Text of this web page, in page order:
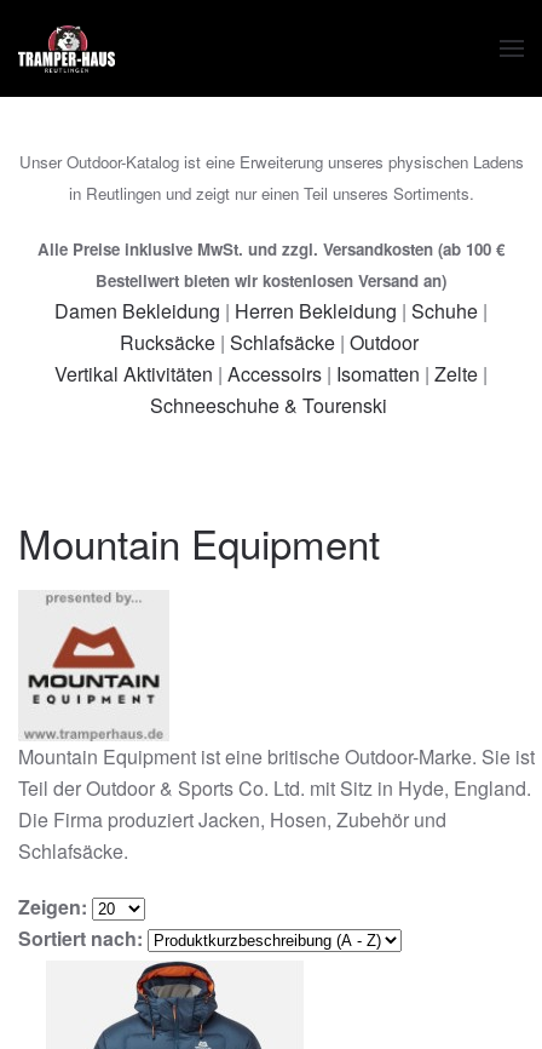
Zum Hauptinhalt springen
Unser Outdoor-Katalog ist eine Erweiterung unseres physischen Ladens
in Reutlingen und zeigt nur einen Teil unseres Sortiments.
Alle Preise inklusive MwSt. und zzgl. Versandkosten (ab 100 €
Bestellwert bieten wir kostenlosen Versand an)
Damen Bekleidung | Herren Bekleidung | Schuhe |
Rucksäcke| Schlafsäcke| Outdoor
Vertikal Aktivitäten | Accessoirs | Isomatten | Zelte |
Schneeschuhe & Tourenski
Mountain Equipment
Mountain Equipment ist eine britische Outdoor-Marke. Sie ist
Teil der Outdoor & Sports Co. Ltd. mit Sitz in Hyde, England.
Die Firma produziert Jacken, Hosen, Zubehör und
Schlafsäcke.
Zeigen:
Sortiert nach: